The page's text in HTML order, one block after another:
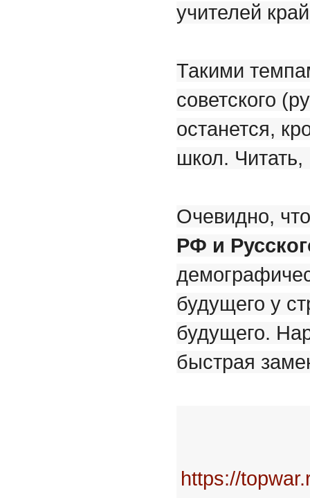
учителей
Такими
советского
останется,
школ.
Очевидно,
РФ и
будущего у
будущего.
быстрая
https://